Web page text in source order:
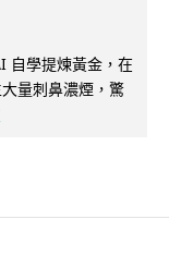
自學提煉黃金，在
量刺鼻濃煙，驚